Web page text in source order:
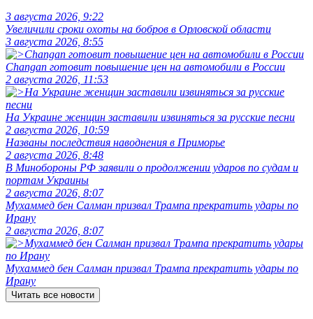
3 августа 2026, 9:22
Увеличили сроки охоты на бобров в Орловской области
3 августа 2026, 8:55
Changan готовит повышение цен на автомобили в России
2 августа 2026, 11:53
На Украине женщин заставили извиняться за русские песни
2 августа 2026, 10:59
Названы последствия наводнения в Приморье
2 августа 2026, 8:48
В Минобороны РФ заявили о продолжении ударов по судам и
портам Украины
2 августа 2026, 8:07
Мухаммед бен Салман призвал Трампа прекратить удары по
Ирану
2 августа 2026, 8:07
Мухаммед бен Салман призвал Трампа прекратить удары по
Ирану
Читать все новости